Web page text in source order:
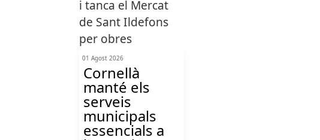
01 Agost 2026
Cornellà
manté els
serveis
municipals
essencials a